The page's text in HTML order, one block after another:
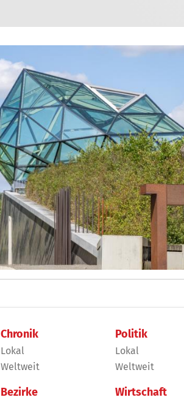
Chronik
Lokal
Weltweit
Bezirke
Politik
Lokal
Weltweit
Wirtschaft